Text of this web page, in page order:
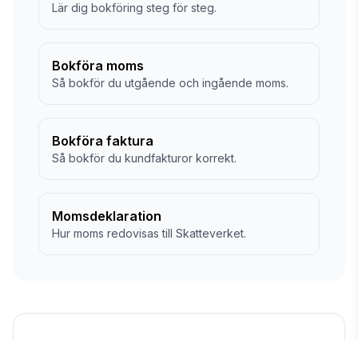
Lär dig bokföring steg för steg.
Bokföra moms
Så bokför du utgående och ingående moms.
Bokföra faktura
Så bokför du kundfakturor korrekt.
Momsdeklaration
Hur moms redovisas till Skatteverket.